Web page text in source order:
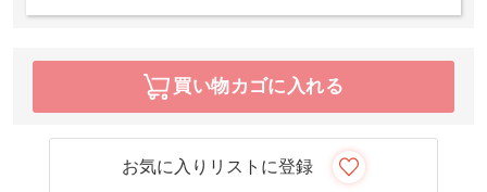
買い物カゴに入れる
お気に入りリストに登録